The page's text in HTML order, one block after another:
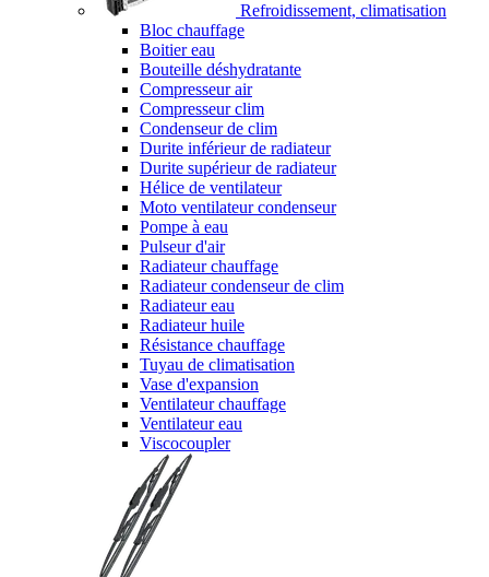
Refroidissement, climatisation
Bloc chauffage
Boitier eau
Bouteille déshydratante
Compresseur air
Compresseur clim
Condenseur de clim
Durite inférieur de radiateur
Durite supérieur de radiateur
Hélice de ventilateur
Moto ventilateur condenseur
Pompe à eau
Pulseur d'air
Radiateur chauffage
Radiateur condenseur de clim
Radiateur eau
Radiateur huile
Résistance chauffage
Tuyau de climatisation
Vase d'expansion
Ventilateur chauffage
Ventilateur eau
Viscocoupler